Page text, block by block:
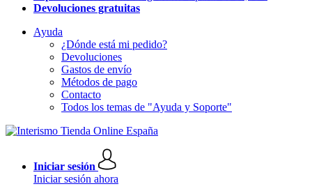
Devoluciones gratuitas
Ayuda
¿Dónde está mi pedido?
Devoluciones
Gastos de envío
Métodos de pago
Contacto
Todos los temas de "Ayuda y Soporte"
Iniciar sesión
Iniciar sesión ahora